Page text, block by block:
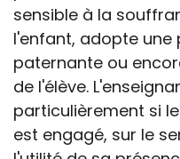
sensible à la
l'enfant, adopte
paternante ou
de l'élève.
particulièrement si
est engagé, sur le